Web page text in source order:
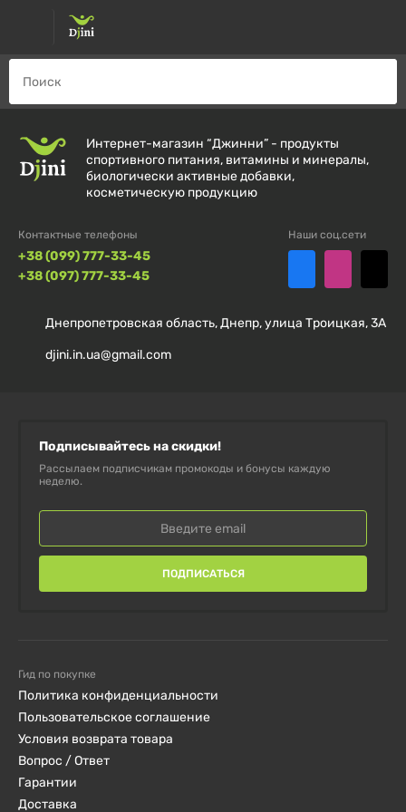
Интернет-магазин “Джинни” - продукты
спортивного питания, витамины и минералы,
биологически активные добавки,
косметическую продукцию
Контактные телефоны
+38 (099) 777-33-45
+38 (097) 777-33-45
Наши соц.сети
Днепропетровская область, Днепр, улица Троицкая, 3А
djini.in.ua@gmail.com
Подписывайтесь на скидки!
Рассылаем подписчикам промокоды и бонусы каждую
неделю.
ПОДПИСАТЬСЯ
Гид по покупке
Политика конфиденциальности
Пользовательское соглашение
Условия возврата товара
Вопрос / Ответ
Гарантии
Доставка